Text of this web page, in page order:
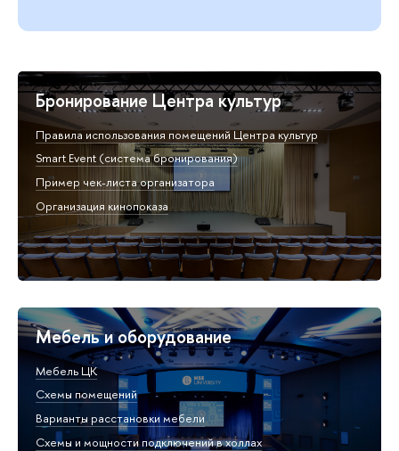
Бронирование Центра культур
Правила использования помещений Центра культур
Smart Event (система бронирования)
Пример чек-листа организатора
Организация кинопоказа
Мебель и оборудование
Мебель ЦК
Схемы помещений
Варианты расстановки мебели
Схемы и мощности подключений в холлах